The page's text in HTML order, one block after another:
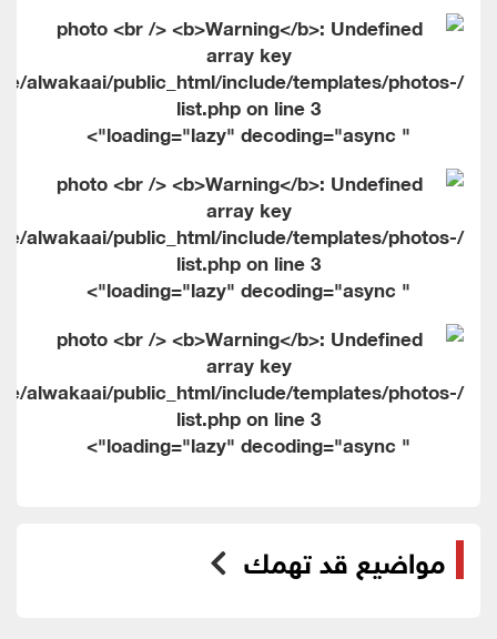
alwakaai/public_html/include/templates/photos-
list.php on line3
" loading="lazy" decoding="async">
alwakaai/public_html/include/templates/photos-
list.php on line3
" loading="lazy" decoding="async">
alwakaai/public_html/include/templates/photos-
list.php on line3
" loading="lazy" decoding="async">
مواضيع قد تهمك